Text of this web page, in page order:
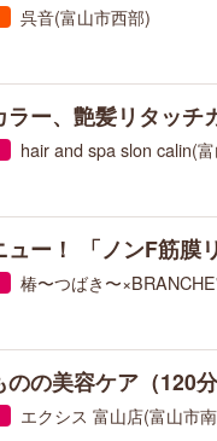
呉音(富山市西部)
ラー、艶髪リタッチ
hair and spa slon calin(
ュー！ 「ノンF筋膜
椿〜つばき〜
のの美容ケア（120
エクシス 富山店(富山市